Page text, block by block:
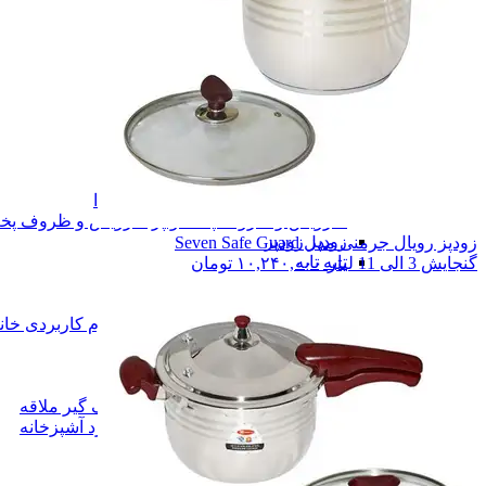
سرو و پذیرایی
چاقو میوه خوری
سینی مجلسی
قهوه خوری قهوه خوری
قاشق و چنگال قاشق و چنگال
لیوان و ماگ
لیوان و ماگ
سرویس پذیرایی
سرویس پذیرایی
چای خوری
نی استیل نی استیل
سرویس و ظروف
زودپز زودپز
تابه تابه
لوازم کاربردی خانه و آشپزخانه
لوازم کاربردی
کارد آشپزخانه کارد آشپزخانه
ترازو آشپزخانه
ترازو آشپزخانه
سالاد ساز دستی
سالاد ساز دستی
سرویس کف گیر ملاقه سرویس کف گیر ملاقه
سرویس کارد آشپزخانه
سرویس کارد آشپزخانه
خردکن دستی خردکن دستی
شیشه پاک کن
شیشه پاک کن
زودپز رویال جرمنی مدل Seven Safe Guard
گنجایش 3 الی 11 لیتر
۱۰,۲۴۰,۰۰۰ تومان